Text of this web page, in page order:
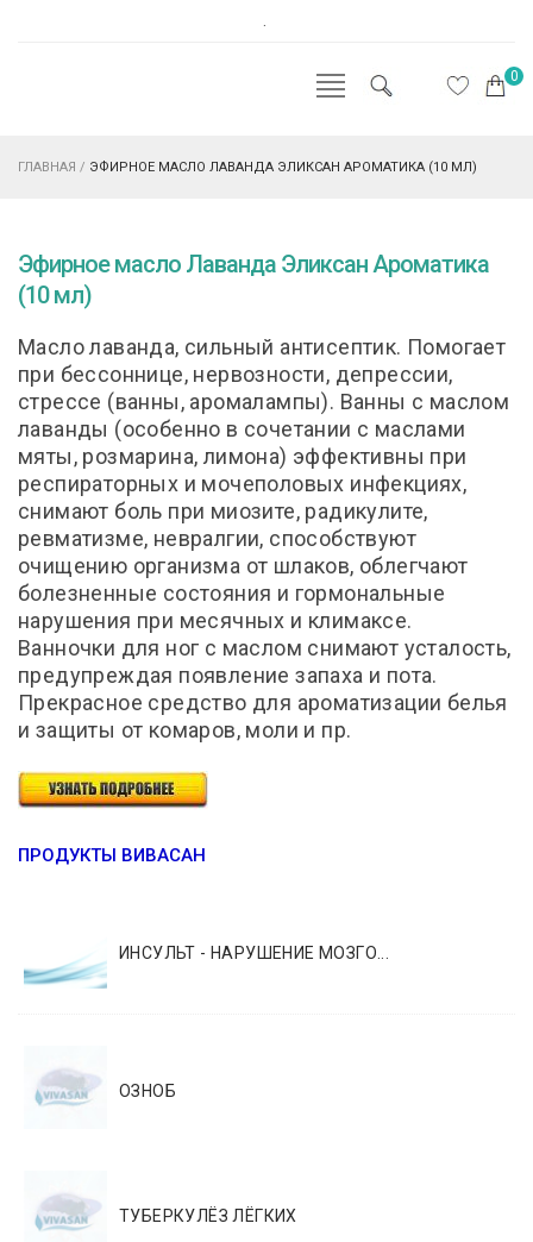
.
0
ГЛАВНАЯ / ЭФИРНОЕ МАСЛО ЛАВАНДА ЭЛИКСАН АРОМАТИКА (10 МЛ)
Эфирное масло Лаванда Эликсан Ароматика
(10 мл)
Маcло лаванда, сильный антисептик. Помогает
при бессоннице, нервозности, депрессии,
стрессе (ванны, аромалампы). Ванны с маслом
лаванды (особенно в сочетании с маслами
мяты, розмарина, лимона) эффективны при
респираторных и мочеполовых инфекциях,
снимают боль при миозите, радикулите,
ревматизме, невралгии, способствуют
очищению организма от шлаков, облегчают
болезненные состояния и гормональные
нарушения при месячных и климаксе.
Ванночки для ног с маслом снимают усталость,
предупреждая появление запаха и пота.
Прекрасное средство для ароматизации белья
и защиты от комаров, моли и пр.
ПРОДУКТЫ ВИВАСАН
ИНСУЛЬТ - НАРУШЕНИЕ МОЗГО...
ОЗНОБ
ТУБЕРКУЛЁЗ ЛЁГКИХ